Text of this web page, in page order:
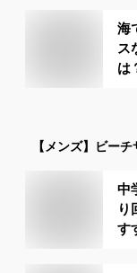
海
ス
は
【メンズ】 ビーチ
中
り
す